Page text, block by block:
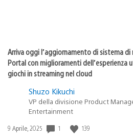
Arriva oggi l’aggiornamento di sistema
Portal con miglioramenti dell’esperienza
giochi in streaming nel cloud
Shuzo Kikuchi
VP della divisione Product
Entertainment
Data
9 Aprile, 2025 1 139